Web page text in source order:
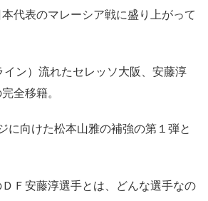
代表のマレーシア戦に盛り上がって
ン）流れたセレッソ大阪、安藤淳
全移籍。
に向けた松本山雅の補強の第１弾と
Ｆ安藤淳選手とは、どんな選手なの